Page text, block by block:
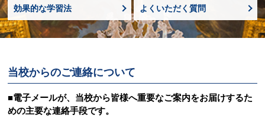
効果的な学習法 よくいただく質問
当校からのご連絡について
■電子メールが、当校から皆様へ重要なご案内をお届けするた
めの主要な連絡手段です。